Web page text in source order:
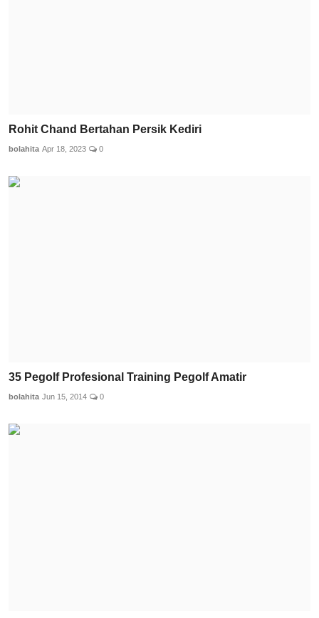
Rohit Chand Bertahan Persik Kediri
bolahita Apr 18, 2023 0
35 Pegolf Profesional Training Pegolf Amatir
bolahita Jun 15, 2014 0